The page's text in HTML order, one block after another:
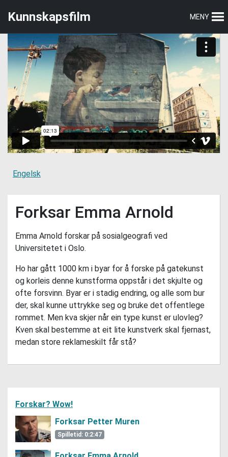
til
til
Kunnskapsfilm MENY
Engelsk
Forksar Emma Arnold
Emma Arnold forskar på sosialgeografi ved
Universitetet i Oslo.
Ho har gått 1000 km i byar for å forske på gatekunst
og korleis denne kunstforma oppstår i det skjulte og
ofte forsvinn. Byar er i stadig endring, og alle som bur
der, skal kunne uttrykke seg og bruke det offentlege
rommet. Men kva skjer når ein type kunst er ulovleg?
Kven skal bestemme at eit lite kunstverk skal fjernast,
medan store reklameskilt får stå?
Forskar? Wow!
Forksar Petter Muren
Spilletid: 0:2:47